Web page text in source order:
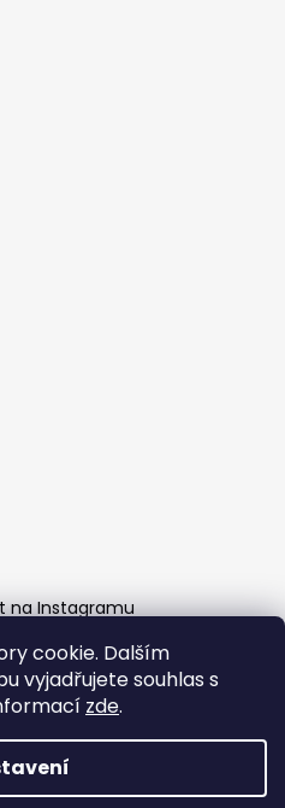
cookie. Dalším
vyjadřujete souhlas s
zde.
na Instagramu